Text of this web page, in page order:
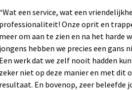
een service, wat een
professionaliteit! Onze oprit en
meer om aan te zien en na het harde
jongens hebben we precies een gans
Een werk dat we zelf nooit hadden
zeker niet op deze manier en met dit
resultaat. En bovenop, zeer beleefde